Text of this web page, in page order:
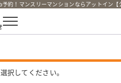
約！マンスリーマンションならアットイン【
択してください。
の環境では、
正常に機能しない
ざいます。